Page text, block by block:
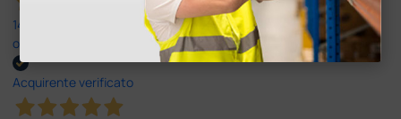
14 Luglio 2026
ottima
Acquirente verificato